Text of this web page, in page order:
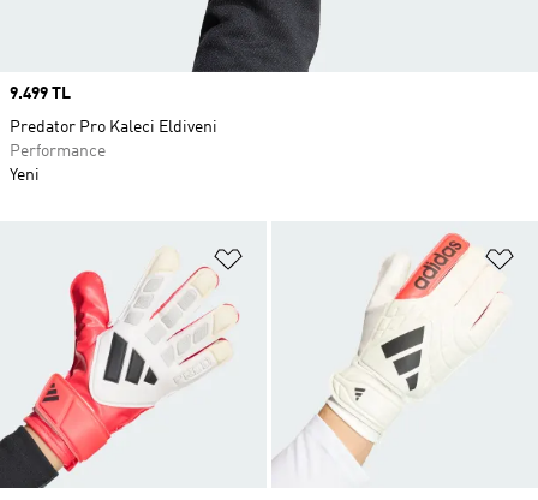
Favori Listesine Ekle
Price
9.499 TL
Predator Pro Kaleci Eldiveni
Performance
Yeni